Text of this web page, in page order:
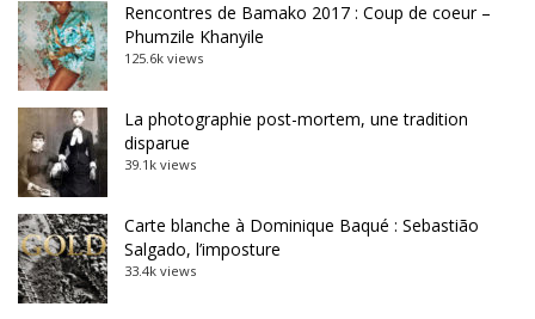
Rencontres de Bamako 2017 : Coup de coeur –
Phumzile Khanyile
125.6k views
La photographie post-mortem, une tradition
disparue
39.1k views
Carte blanche à Dominique Baqué : Sebastião
Salgado, l’imposture
33.4k views